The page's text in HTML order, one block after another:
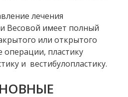
лечения
Весовой имеет полный
или открытого
операции, пластику
и вестибулопластику.